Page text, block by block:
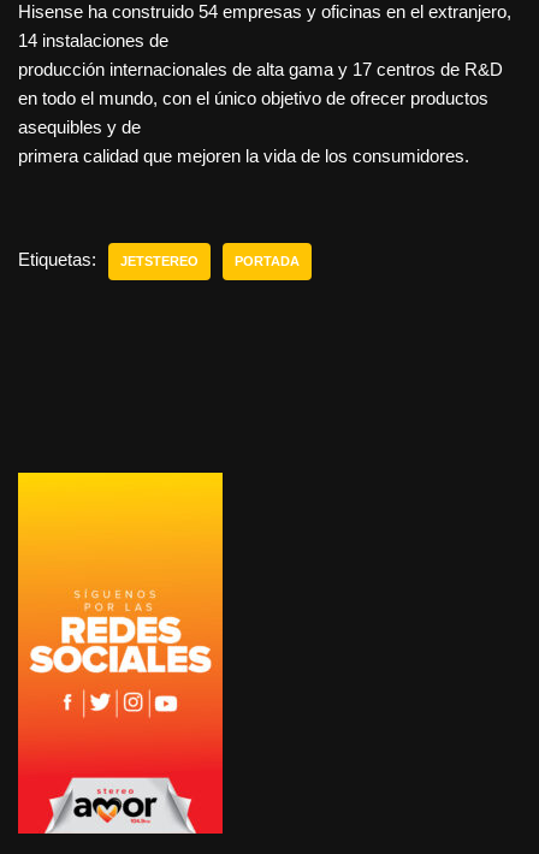
Hisense ha construido 54 empresas y oficinas en el extranjero,
14 instalaciones de
producción internacionales de alta gama y 17 centros de R&D
en todo el mundo, con el único objetivo de ofrecer productos
asequibles y de
primera calidad que mejoren la vida de los consumidores.
Etiquetas: JETSTEREO PORTADA